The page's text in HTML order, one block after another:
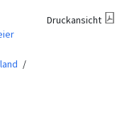
Druckansicht